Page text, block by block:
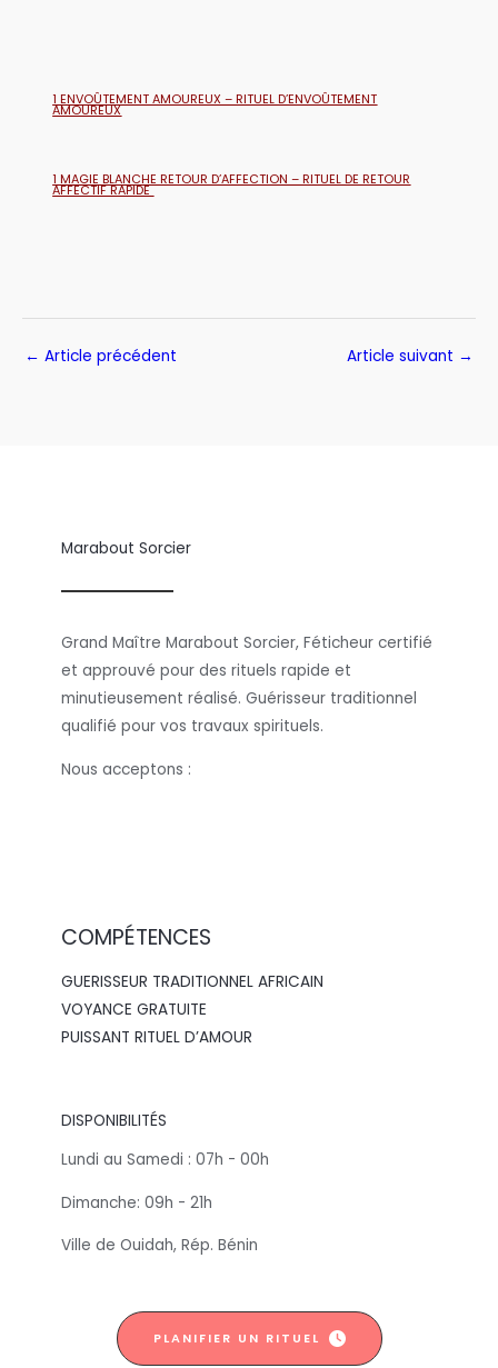
1 ENVOÛTEMENT AMOUREUX – RITUEL D’ENVOÛTEMENT
AMOUREUX
1 MAGIE BLANCHE RETOUR D’AFFECTION – RITUEL DE RETOUR
AFFECTIF RAPIDE
← Article précédent Article suivant →
Marabout Sorcier
Grand Maître Marabout Sorcier, Féticheur certifié
et approuvé pour des rituels rapide et
minutieusement réalisé. Guérisseur traditionnel
qualifié pour vos travaux spirituels.
Nous acceptons :
COMPÉTENCES
GUERISSEUR TRADITIONNEL AFRICAIN
VOYANCE GRATUITE
PUISSANT RITUEL D’AMOUR
DISPONIBILITÉS
Lundi au Samedi : 07h - 00h
Dimanche: 09h - 21h
Ville de Ouidah, Rép. Bénin
PLANIFIER UN RITUEL